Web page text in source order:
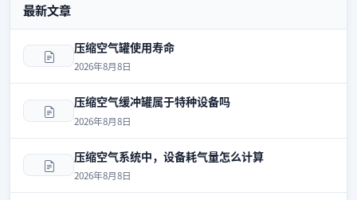
最新文章
压缩空气罐使用寿命
2026年8月8日
压缩空气缓冲罐属于特种设备吗
2026年8月8日
压缩空气系统中，设备耗气量怎么计算
2026年8月8日